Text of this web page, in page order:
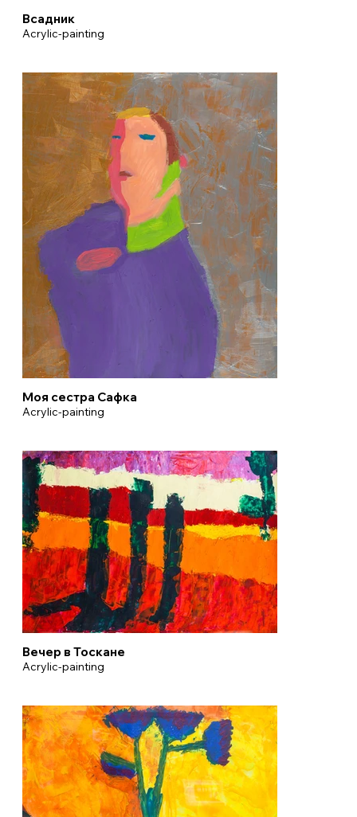
Всадник
Acrylic-painting
Моя сестра Сафка
Acrylic-painting
Вечер в Тоскане
Acrylic-painting